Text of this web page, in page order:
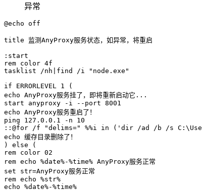
异常
@echo off
title 监测AnyProxy服务状态，如异常，将重启
:start
rem color 4f
tasklist /nh|find /i "node.exe"
if ERRORLEVEL 1 (
echo AnyProxy服务挂了，即将重新启动它...
start anyproxy -i --port 8001
echo AnyProxy服务重启了！
ping 127.0.0.1 -n 10
::@for /f "delims=" %%i in ('dir /ad /b /s
echo 缓存目录删除了！
) else (
rem color 02
rem echo %date%-%time% AnyProxy服务正常
set str=AnyProxy服务正常
rem echo %str%
echo %date%-%time%